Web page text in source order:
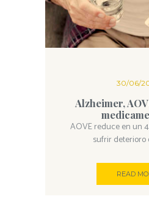
30/06/
Alzheimer,
AOVE reduce en un
sufrir deterioro
READ